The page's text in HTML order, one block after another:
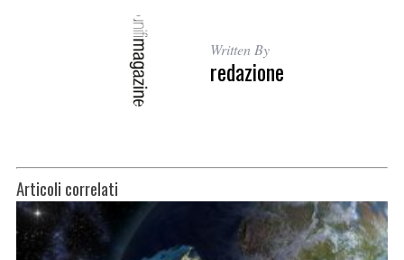
Written By
redazione
Articoli correlati